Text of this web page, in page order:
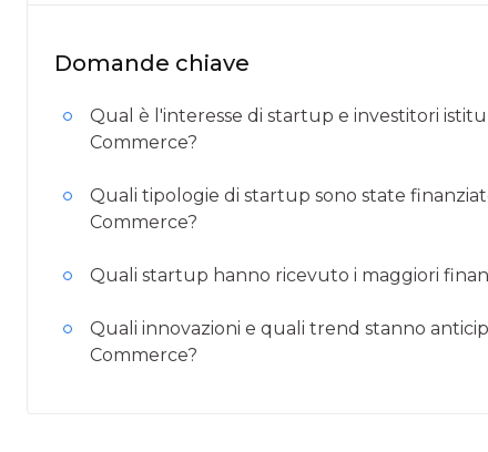
Domande chiave
Qual è l'interesse di startup e investitori
Commerce?
Quali tipologie di startup sono state
Commerce?
Quali startup hanno ricevuto i maggiori
Quali innovazioni e quali trend stanno
Commerce?